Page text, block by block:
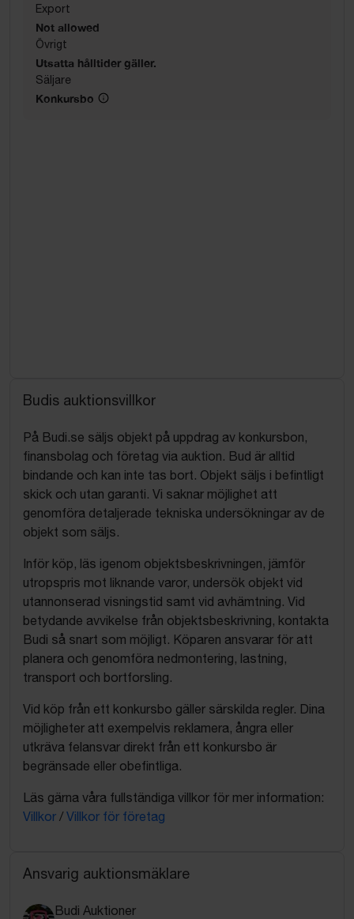
Export
Not allowed
Övrigt
Utsatta hålltider gäller.
Säljare
Konkursbo
Budis auktionsvillkor
På Budi.se säljs objekt på uppdrag av konkursbon,
finansbolag och företag via auktion. Bud är alltid
bindande och kan inte tas bort. Objekt säljs i befintligt
skick och utan garanti. Vi saknar möjlighet att
genomföra detaljerade tekniska undersökningar av de
objekt som säljs.
Inför köp, läs igenom objektsbeskrivningen, jämför
utropspris mot liknande varor, undersök objekt vid
utannonserad visningstid samt vid avhämtning. Vid
betydande avvikelse från objektsbeskrivning, kontakta
Budi så snart som möjligt. Köparen ansvarar för att
planera och genomföra nedmontering, lastning,
transport och bortforsling.
Vid köp från ett konkursbo gäller särskilda regler. Dina
möjligheter att exempelvis reklamera, ångra eller
utkräva felansvar direkt från ett konkursbo är
begränsade eller obefintliga.
Läs gärna våra fullständiga villkor för mer information:
Villkor / Villkor för företag
Ansvarig auktionsmäklare
Budi Auktioner